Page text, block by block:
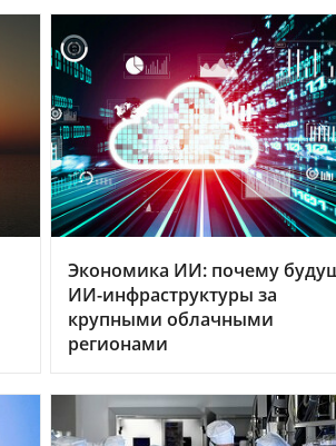
Экономика ИИ: почему
ИИ-инфраструктуры за
крупными облачными
регионами